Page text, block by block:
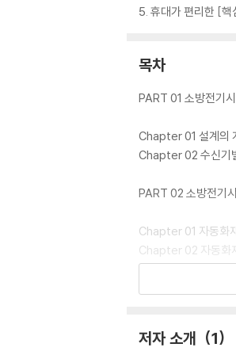
5. 휴대가 편리한 [
목차
PART 01 소방전기
Chapter 01 설계의
Chapter 02 수신기
PART 02 소방전기
Chapter 01 자동화
Chapter 02 자동화
Chapter 03 누전경
Chapter 07 무선통
저자 소개 1